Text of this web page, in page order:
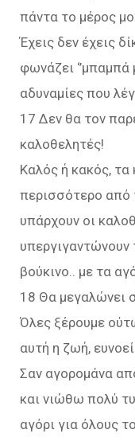
πάντα το μέρος
Έχεις δεν έχεις
φωνάζει ‘’μπαμπά
αδυναμίες που
17 Δεν θα τον
καλοθελητές!
Καλός ή κακός, τα
περισσότερο από
υπάρχουν οι
υπεργιγαντώνουν
βούκινο.. με τα
18 Θα μεγαλώνει
Όλες ξέρουμε
αυτή η ζωή,
Σαν αγορομάνα
και νιώθω πολύ
αγόρι για όλους